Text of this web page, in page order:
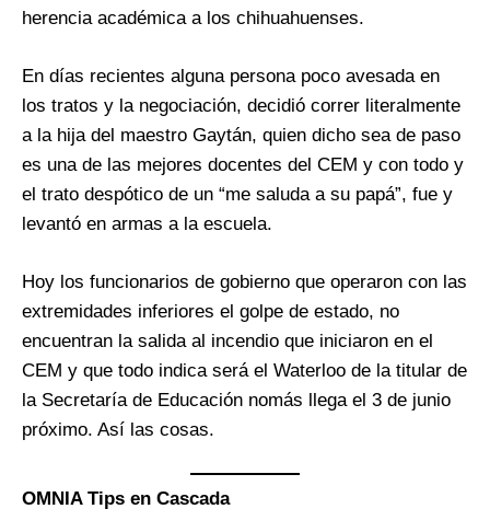
herencia académica a los chihuahuenses.
En días recientes alguna persona poco avesada en
los tratos y la negociación, decidió correr literalmente
a la hija del maestro Gaytán, quien dicho sea de paso
es una de las mejores docentes del CEM y con todo y
el trato despótico de un “me saluda a su papá”, fue y
levantó en armas a la escuela.
Hoy los funcionarios de gobierno que operaron con las
extremidades inferiores el golpe de estado, no
encuentran la salida al incendio que iniciaron en el
CEM y que todo indica será el Waterloo de la titular de
la Secretaría de Educación nomás llega el 3 de junio
próximo. Así las cosas.
OMNIA Tips en Cascada